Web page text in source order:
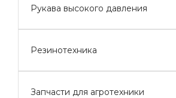
Рукава высокого давления
Резинотехника
Запчасти для агротехники